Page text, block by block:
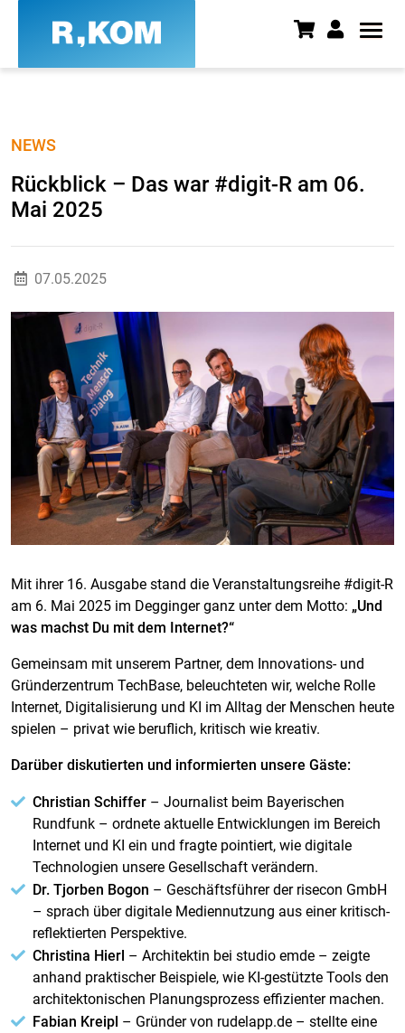
NEWS
Rückblick – Das war #digit-R am 06.
Mai 2025
07.05.2025
Mit ihrer 16. Ausgabe stand die Veranstaltungsreihe #digit-R
am 6. Mai 2025 im Degginger ganz unter dem Motto: „Und
was machst Du mit dem Internet?“
Gemeinsam mit unserem Partner, dem Innovations- und
Gründerzentrum TechBase, beleuchteten wir, welche Rolle
Internet, Digitalisierung und KI im Alltag der Menschen heute
spielen – privat wie beruflich, kritisch wie kreativ.
Darüber diskutierten und informierten unsere Gäste:
Christian Schiffer – Journalist beim Bayerischen
Rundfunk – ordnete aktuelle Entwicklungen im Bereich
Internet und KI ein und fragte pointiert, wie digitale
Technologien unsere Gesellschaft verändern.
Dr. Tjorben Bogon – Geschäftsführer der risecon GmbH
– sprach über digitale Mediennutzung aus einer kritisch-
reflektierten Perspektive.
Christina Hierl – Architektin bei studio emde – zeigte
anhand praktischer Beispiele, wie KI-gestützte Tools den
architektonischen Planungsprozess effizienter machen.
Fabian Kreipl – Gründer von rudelapp.de – stellte eine